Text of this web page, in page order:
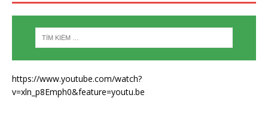
https://www.youtube.com/watch?
v=xln_p8Emph0&feature=youtu.be